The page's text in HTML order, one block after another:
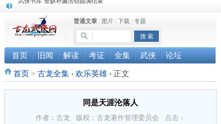
顾雪衣《古龙武侠小说知见录》上市
“武侠书库”查缺补漏活动圆满结束
普通文章| 图片| 下载| 专题
首页 旧闻 解读 考证 全集 武侠 论坛
首页> 古龙全集 › 欢乐英雄 ›正文
同是天涯沦落人
作者：古龙 版权：古龙著作管理委员会 点击：